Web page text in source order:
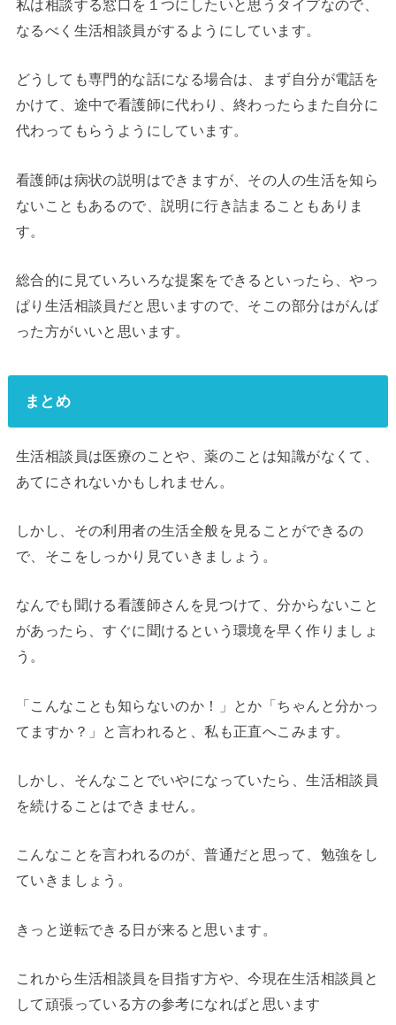
私は相談する窓口を１つにしたいと思うタイプなので、
なるべく生活相談員がするようにしています。
どうしても専門的な話になる場合は、まず自分が電話を
かけて、途中で看護師に代わり、終わったらまた自分に
代わってもらうようにしています。
看護師は病状の説明はできますが、その人の生活を知ら
ないこともあるので、説明に行き詰まることもありま
す。
総合的に見ていろいろな提案をできるといったら、やっ
ぱり生活相談員だと思いますので、そこの部分はがんば
った方がいいと思います。
まとめ
生活相談員は医療のことや、薬のことは知識がなくて、
あてにされないかもしれません。
しかし、その利用者の生活全般を見ることができるの
で、そこをしっかり見ていきましょう。
なんでも聞ける看護師さんを見つけて、分からないこと
があったら、すぐに聞けるという環境を早く作りましょ
う。
「こんなことも知らないのか！」とか「ちゃんと分かっ
てますか？」と言われると、私も正直へこみます。
しかし、そんなことでいやになっていたら、生活相談員
を続けることはできません。
こんなことを言われるのが、普通だと思って、勉強をし
ていきましょう。
きっと逆転できる日が来ると思います。
これから生活相談員を目指す方や、今現在生活相談員と
して頑張っている方の参考になればと思います